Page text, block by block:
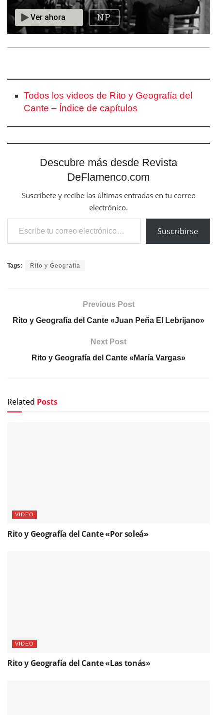
Todos los videos de Rito y Geografía del
Cante – Índice de capítulos
Descubre más desde Revista
DeFlamenco.com
Suscríbete y recibe las últimas entradas en tu correo
electrónico.
Escribe tu correo electrónico…
Suscribirse
Tags: Rito y Geografía
Previous Post
Rito y Geografía del Cante «Juan Peña El Lebrijano»
Next Post
Rito y Geografía del Cante «María Vargas»
Related Posts
VIDEO
Rito y Geografía del Cante «Por soleá»
VIDEO
Rito y Geografía del Cante «Las tonás»